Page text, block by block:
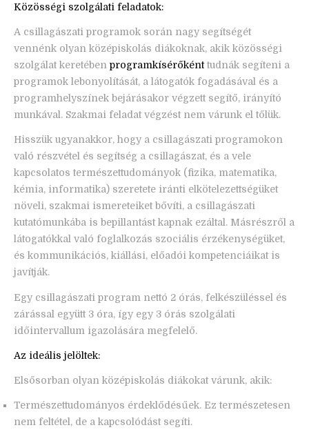
Közösségi szolgálati feladatok:
A csillagászati programok során nagy segítségét
vennénk olyan középiskolás diákoknak, akik közösségi
szolgálat keretében programkísérőkénttudnák segíteni a
programok lebonyolítását, a látogatók fogadásával és a
programhelyszínek bejárásakor végzett segítő, irányító
munkával. Szakmai feladat végzést nem várunk el tőlük.
Hisszük ugyanakkor, hogy a csillagászati programokon
való részvétel és segítség a csillagászat, és a vele
kapcsolatos természettudományok (fizika, matematika,
kémia, informatika) szeretete iránti elkötelezettségüket
növeli, szakmai ismereteiket bővíti, a csillagászati
kutatómunkába is bepillantást kapnak ezáltal. Másrészről a
látogatókkal való foglalkozás szociális érzékenységüket,
és kommunikációs, kiállási, előadói kompetenciáikat is
javítják.
Egy csillagászati program nettó 2 órás, felkészüléssel és
zárással együtt 3 óra, így egy 3 órás szolgálati
időintervallum igazolására megfelelő.
Az ideális jelöltek:
Elsősorban olyan középiskolás diákokat várunk, akik:
Természettudományos érdeklődésűek. Ez természetesen
nem feltétel, de a kapcsolódást segíti.